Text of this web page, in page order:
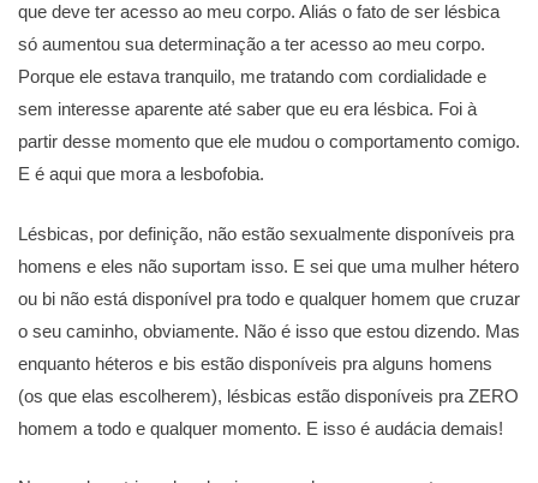
que deve ter acesso ao meu corpo. Aliás o fato de ser lésbica
só aumentou sua determinação a ter acesso ao meu corpo.
Porque ele estava tranquilo, me tratando com cordialidade e
sem interesse aparente até saber que eu era lésbica. Foi à
partir desse momento que ele mudou o comportamento comigo.
E é aqui que mora a lesbofobia.
Lésbicas, por definição, não estão sexualmente disponíveis pra
homens e eles não suportam isso. E sei que uma mulher hétero
ou bi não está disponível pra todo e qualquer homem que cruzar
o seu caminho, obviamente. Não é isso que estou dizendo. Mas
enquanto héteros e bis estão disponíveis pra alguns homens
(os que elas escolherem), lésbicas estão disponíveis pra ZERO
homem a todo e qualquer momento. E isso é audácia demais!